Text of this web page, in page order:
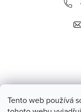
Tento web používá
Bagin.cz